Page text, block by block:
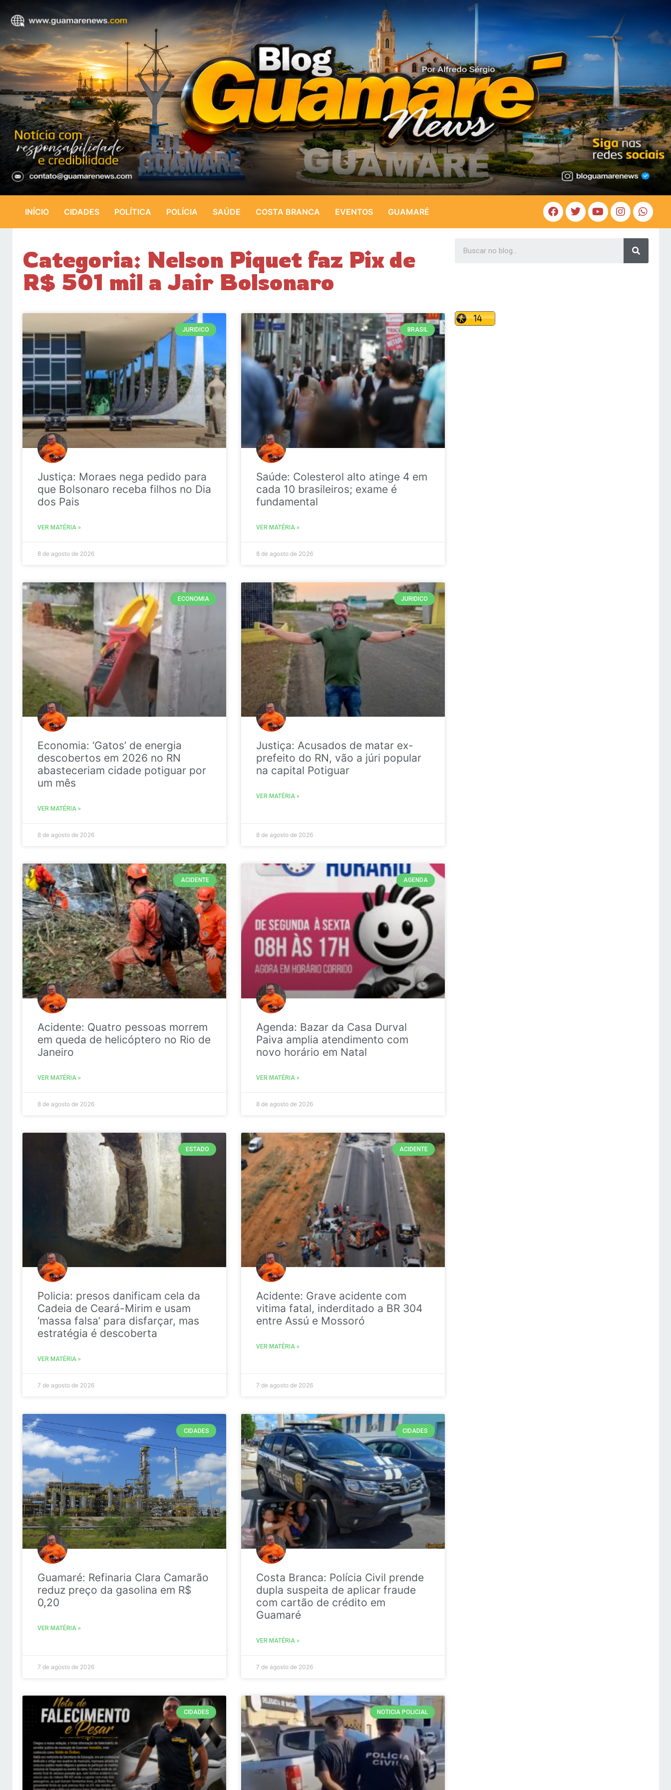
INÍCIO CIDADES POLÍTICA POLÍCIA SAÚDE COSTA BRANCA EVENTOS GUAMARÉ
Categoria: Nelson Piquet faz Pix de
R$ 501 mil a Jair Bolsonaro
JURIDICO
Justiça: Moraes nega pedido para
que Bolsonaro receba filhos no Dia
dos Pais
VER MATÉRIA »
8 de agosto de 2026
BRASIL
Saúde: Colesterol alto atinge 4 em
cada 10 brasileiros; exame é
fundamental
VER MATÉRIA »
8 de agosto de 2026
ECONOMIA
Economia: ‘Gatos’ de energia
descobertos em 2026 no RN
abasteceriam cidade potiguar por
um mês
VER MATÉRIA »
8 de agosto de 2026
JURIDICO
Justiça: Acusados de matar ex-
prefeito do RN, vão a júri popular
na capital Potiguar
VER MATÉRIA »
8 de agosto de 2026
ACIDENTE
Acidente: Quatro pessoas morrem
em queda de helicóptero no Rio de
Janeiro
VER MATÉRIA »
8 de agosto de 2026
AGENDA
Agenda: Bazar da Casa Durval
Paiva amplia atendimento com
novo horário em Natal
VER MATÉRIA »
8 de agosto de 2026
ESTADO
Policia: presos danificam cela da
Cadeia de Ceará-Mirim e usam
‘massa falsa’ para disfarçar, mas
estratégia é descoberta
VER MATÉRIA »
7 de agosto de 2026
ACIDENTE
Acidente: Grave acidente com
vitima fatal, inderditado a BR 304
entre Assú e Mossoró
VER MATÉRIA »
7 de agosto de 2026
CIDADES
Guamaré: Refinaria Clara Camarão
reduz preço da gasolina em R$
0,20
VER MATÉRIA »
7 de agosto de 2026
CIDADES
Costa Branca: Polícia Civil prende
dupla suspeita de aplicar fraude
com cartão de crédito em
Guamaré
VER MATÉRIA »
7 de agosto de 2026
CIDADES NOTICIA POLICIAL